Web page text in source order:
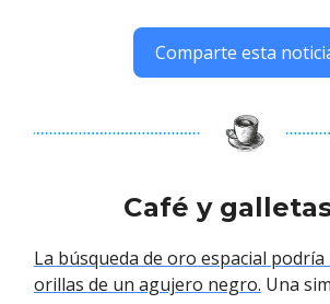
Comparte esta
Café y
La búsqueda de oro espacial
orillas de un agujero negro. Una